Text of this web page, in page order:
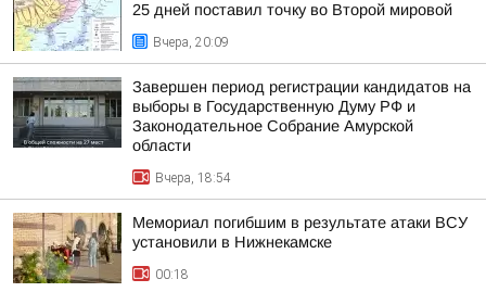
25 дней поставил точку во Второй мировой
Вчера, 20:09
Завершен период регистрации кандидатов на
выборы в Государственную Думу РФ и
Законодательное Собрание Амурской
области
Вчера, 18:54
Мемориал погибшим в результате атаки ВСУ
установили в Нижнекамске
00:18